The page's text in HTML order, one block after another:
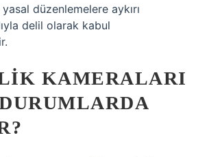
düzenlemelere aykırı
delil olarak kabul
KAMERALARI